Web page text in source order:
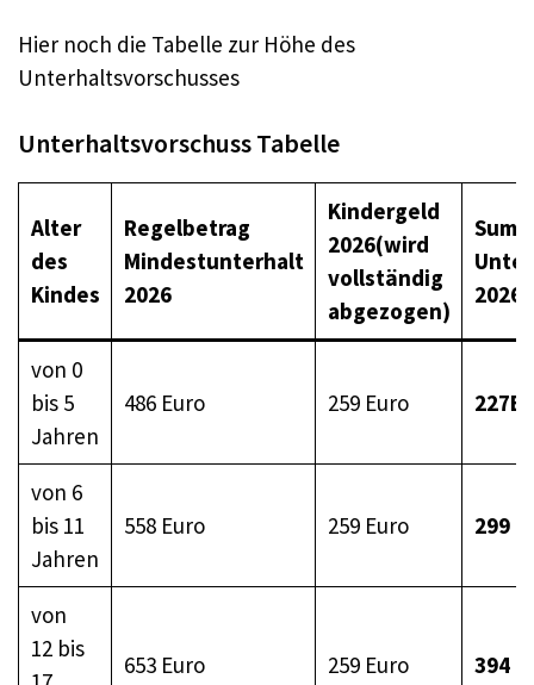
Hier noch die Tabelle zur Höhe des
Unterhaltsvorschusses
Unterhaltsvorschuss Tabelle
Alter
des
Kindes
Regelbetrag
Mindestunterhalt
2026
Kindergeld
2026(wird
vollständig
abgezogen)
2026
von 0
bis 5
Jahren
486 Euro 259 Euro
von 6
bis 11
Jahren
558 Euro 259 Euro 299
von
12 bis
653 Euro 259 Euro 394